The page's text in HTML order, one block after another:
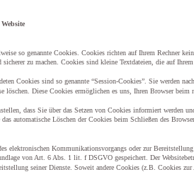
so genannte Cookies. Cookies richten auf Ihrem Rechner
zu machen. Cookies sind kleine Textdateien, die auf
Cookies sind so genannte “Session-Cookies”. Sie werden
löschen. Diese Cookies ermöglichen es uns, Ihren Browser beim
dass Sie über das Setzen von Cookies informiert
das automatische Löschen der Cookies beim Schließen des
elektronischen Kommunikationsvorgangs oder zur
von Art. 6 Abs. 1 lit. f DSGVO gespeichert. Der
seiner Dienste. Soweit andere Cookies (z.B. Cookies